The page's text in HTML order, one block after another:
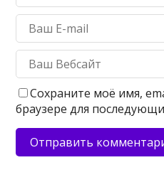
Сохраните моё имя,
браузере для